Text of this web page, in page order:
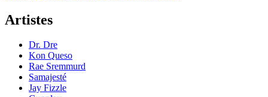
Artistes
Dr. Dre
Kon Queso
Rae Sremmurd
Samajesté
Jay Fizzle